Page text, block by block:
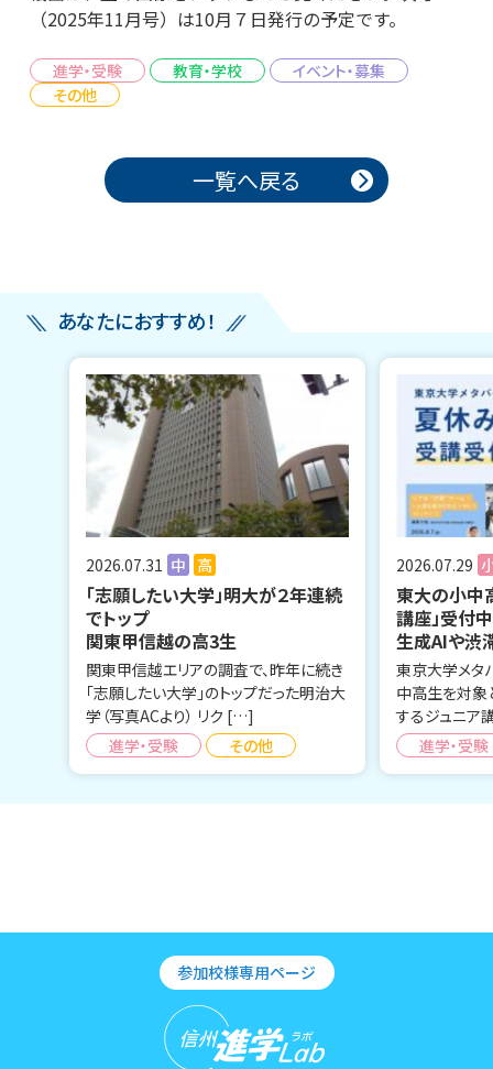
（2025年11月号）は10月７日発行の予定です。
進学・受験 教育・学校
イベント・募集
その他
投稿ナビゲーション 一覧へ戻る
あなたにおすすめ！
2026.07.31 中 高
「志願したい大学」明大が２年連続
でトップ
関東甲信越の高3生
関東甲信越エリアの調査で、昨年に続き
「志願したい大学」のトップだった明治大
学（写真ACより） リク […]
進学・受験
その他
2026.07.29
東大の小中
講座」受付中
生成AIや渋
東京大学メタ
中高生を対象
するジュニ
進学・受験
参加校様専用ページ